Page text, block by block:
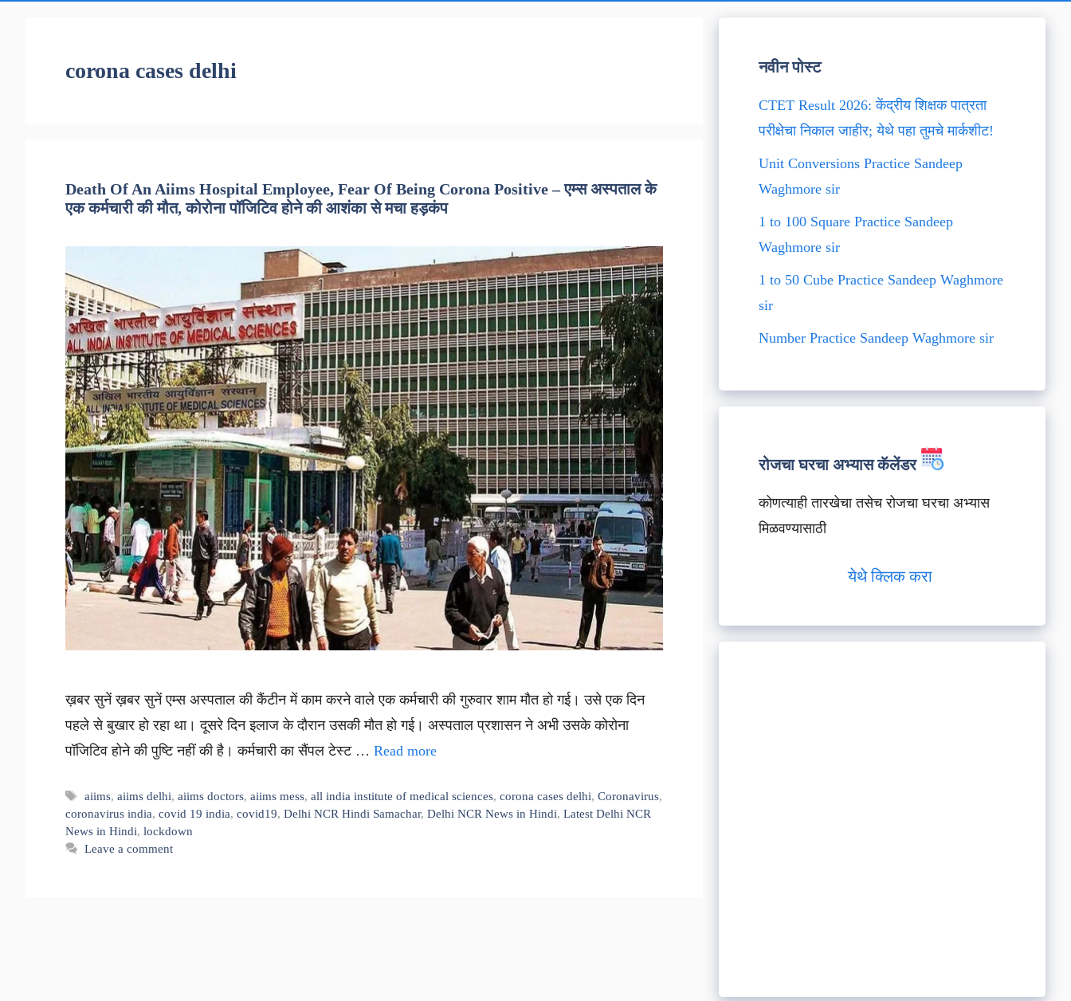
corona cases delhi
Death Of An Aiims Hospital Employee, Fear Of Being Corona Positive – एम्स अस्पताल के
एक कर्मचारी की मौत, कोरोना पॉजिटिव होने की आशंका से मचा हड़कंप
ख़बर सुनें ख़बर सुनें एम्स अस्पताल की कैंटीन में काम करने वाले एक कर्मचारी की गुरुवार शाम मौत हो गई। उसे एक दिन
पहले से बुखार हो रहा था। दूसरे दिन इलाज के दौरान उसकी मौत हो गई। अस्पताल प्रशासन ने अभी उसके कोरोना
पॉजिटिव होने की पुष्टि नहीं की है। कर्मचारी का सैंपल टेस्ट … Read more
Tags
aiims,aiims delhi,aiims doctors,aiims mess,all india institute of medical sciences,corona cases delhi,Coronavirus,
coronavirus india, covid 19 india, covid19, Delhi NCR Hindi Samachar, Delhi NCR News in Hindi, Latest Delhi NCR
News in Hindi, lockdown
Leave a comment
नवीन पोस्ट
CTET Result 2026: केंद्रीय शिक्षक पात्रता
परीक्षेचा निकाल जाहीर; येथे पहा तुमचे मार्कशीट!
Unit Conversions Practice Sandeep
Waghmore sir
1 to 100 Square Practice Sandeep
Waghmore sir
1 to 50 Cube Practice Sandeep Waghmore
sir
Number Practice Sandeep Waghmore sir
रोजचा घरचा अभ्यास कॅलेंडर
कोणत्याही तारखेचा तसेच रोजचा घरचा अभ्यास
मिळवण्यासाठी
येथे क्लिक करा